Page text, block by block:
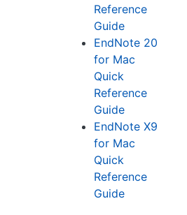
Reference
Guide
EndNote 20
for Mac
Quick
Reference
Guide
EndNote X9
for Mac
Quick
Reference
Guide